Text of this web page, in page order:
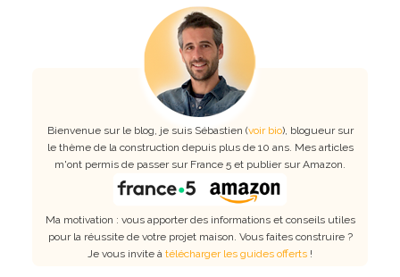
Bienvenue sur le blog, je suis Sébastien (voir bio), blogueur sur
le thème de la construction depuis plus de 10 ans. Mes articles
m'ont permis de passer sur France 5 et publier sur Amazon.
Ma motivation : vous apporter des informations et conseils utiles
pour la réussite de votre projet maison. Vous faites construire ?
Je vous invite à télécharger les guides offerts !